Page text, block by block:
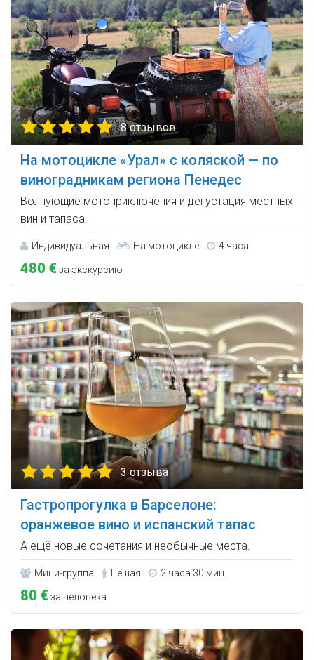
8 отзывов
На мотоцикле «Урал» с коляской — по
виноградникам региона Пенедес
Волнующие мотоприключения и дегустация местных
вин и тапаса.
Индивидуальная На мотоцикле 4 часа
480 €за экскурсию
3 отзыва
Гастропрогулка в Барселоне:
оранжевое вино и испанский тапас
А ещё новые сочетания и необычные места.
Мини-группа Пешая 2 часа 30 мин.
80 €за человека